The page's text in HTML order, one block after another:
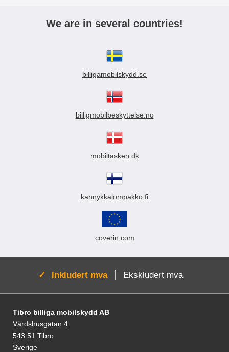
We are in several countries!
billigamobilskydd.se
billigmobilbeskyttelse.no
mobiltasken.dk
kannykkalompakko.fi
coverin.com
Aktiv:
Inkludert mva Ekskludert mva
Footer-innhold Blandet informasjon og
Tibro billiga mobilskydd AB
Värdshusgatan 4
543 51 Tibro
Sverige